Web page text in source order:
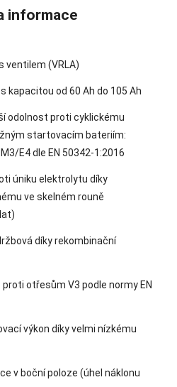
informace
ventilem (VRLA)
kapacitou od 60 Ah do 105 Ah
odolnost proti cyklickému
startovacím bateriím:
E4 dle EN 50342-1:2016
úniku elektrolytu díky
ve skelném rouně
díky rekombinační
otřesům V3 podle normy EN
výkon díky velmi nízkému
v boční poloze (úhel náklonu